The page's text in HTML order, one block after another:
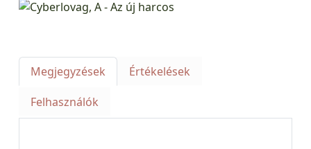
Megjegyzések
Értékelések
Felhasználók